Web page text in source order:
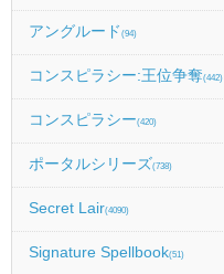
アングルード (94)
コンスピラシー:王位争奪(442)
コンスピラシー(420)
ポータルシリーズ(738)
Secret Lair(4090)
Signature Spellbook(51)